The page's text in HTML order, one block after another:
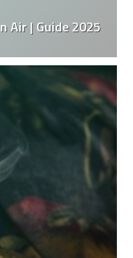
Air | Guide 2025